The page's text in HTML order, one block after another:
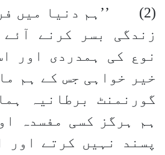
(2) ’’ہم دنیا میں
زندگی بسر کرنے
نوع کی ہمدردی اور
خیر خواہی جس کے ہم
گورنمنٹ برطانیہ
ہم ہرگز کسی مفسدہ
پسند نہیں کرتے اور